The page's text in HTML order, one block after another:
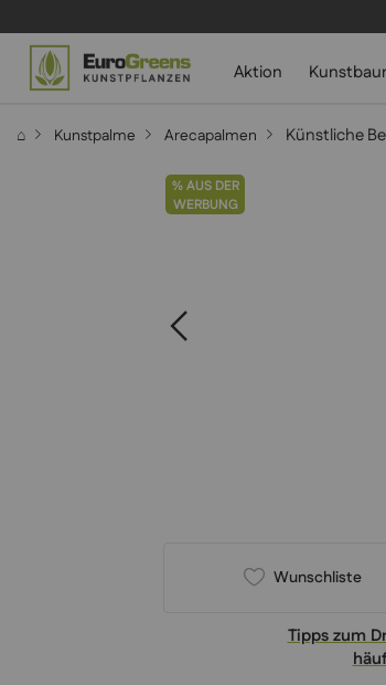
Aktion
⌂ Kunstpalme Arecapalmen Künstliche
% AUS DER
WERBUNG
Wunschliste
Tipps zum